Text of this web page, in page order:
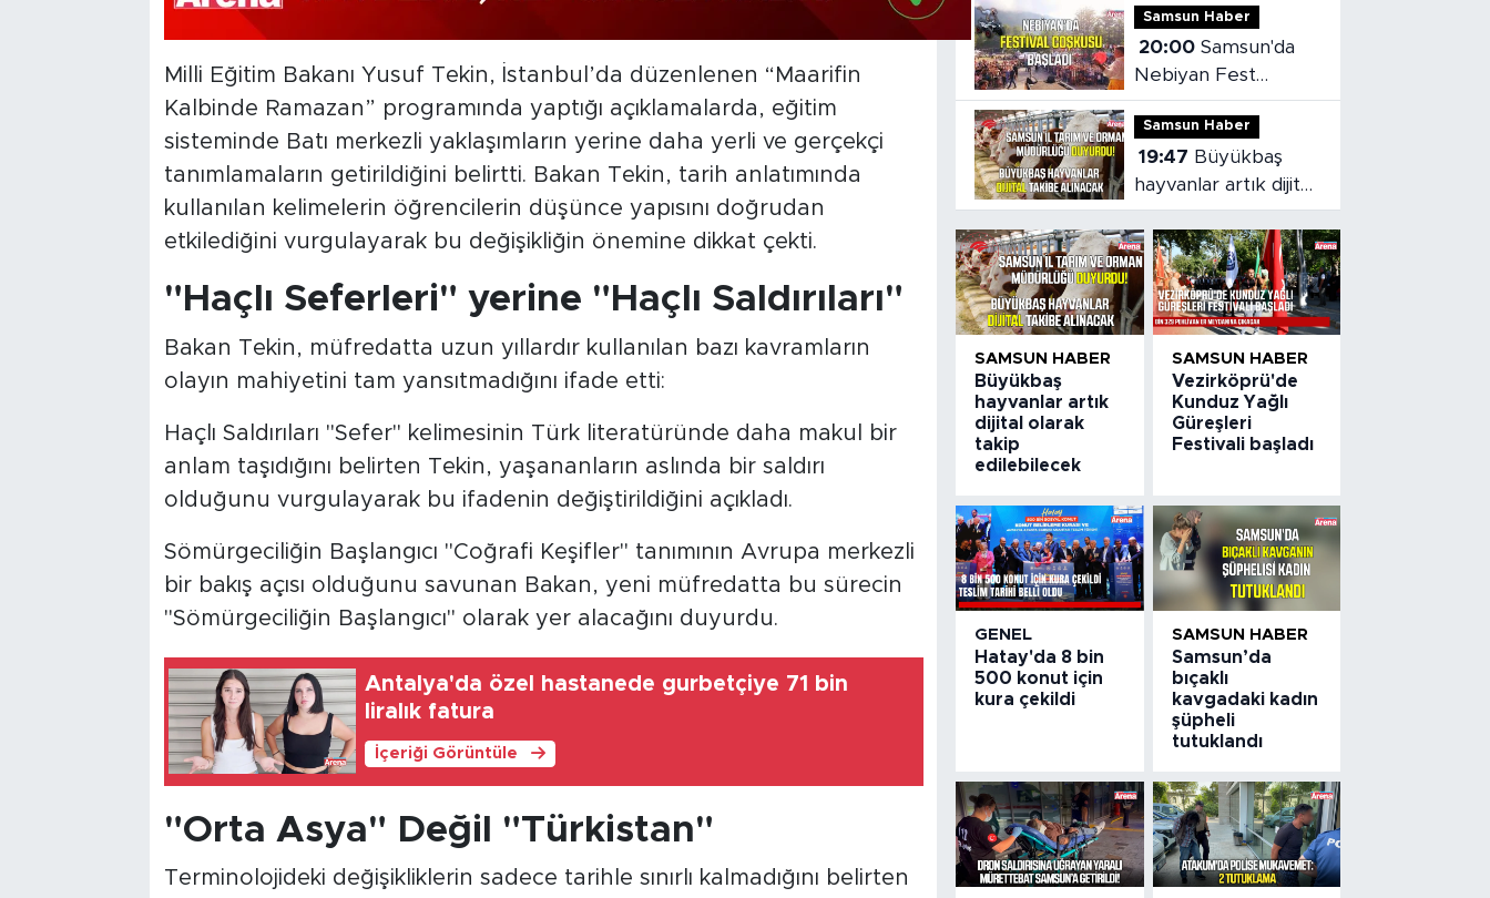
Milli Eğitim Bakanı Yusuf Tekin, İstanbul’da düzenlenen “Maarifin
Kalbinde Ramazan” programında yaptığı açıklamalarda, eğitim
sisteminde Batı merkezli yaklaşımların yerine daha yerli ve gerçekçi
tanımlamaların getirildiğini belirtti. Bakan Tekin, tarih anlatımında
kullanılan kelimelerin öğrencilerin düşünce yapısını doğrudan
etkilediğini vurgulayarak bu değişikliğin önemine dikkat çekti.
"Haçlı Seferleri" yerine "Haçlı Saldırıları"
Bakan Tekin, müfredatta uzun yıllardır kullanılan bazı kavramların
olayın mahiyetini tam yansıtmadığını ifade etti:
Haçlı Saldırıları "Sefer" kelimesinin Türk literatüründe daha makul bir
anlam taşıdığını belirten Tekin, yaşananların aslında bir saldırı
olduğunu vurgulayarak bu ifadenin değiştirildiğini açıkladı.
Sömürgeciliğin Başlangıcı "Coğrafi Keşifler" tanımının Avrupa merkezli
bir bakış açısı olduğunu savunan Bakan, yeni müfredatta bu sürecin
"Sömürgeciliğin Başlangıcı" olarak yer alacağını duyurdu.
Antalya'da özel hastanede gurbetçiye 71 bin
liralık fatura
İçeriği Görüntüle
"Orta Asya" Değil "Türkistan"
Terminolojideki değişikliklerin sadece tarihle sınırlı kalmadığını belirten
Samsun Haber
20:00 Samsun'da
Nebiyan Fest
Başladı
Samsun Haber
19:47
hayvanlar artık dijital
olarak takip
edilebilecek
SAMSUN HABER
Büyükbaş
hayvanlar artık
dijital olarak
takip
edilebilecek
SAMSUN HABER
Vezirköprü'de
Kunduz Yağlı
Güreşleri
Festivali başladı
GENEL
Hatay'da 8 bin
500 konut için
kura çekildi
SAMSUN HABER
Samsun’da
bıçaklı
kavgadaki kadın
şüpheli
tutuklandı